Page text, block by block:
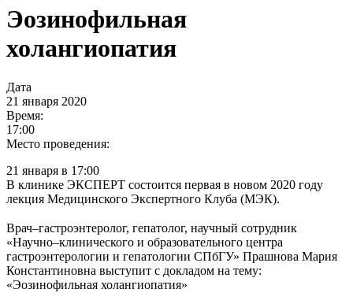
Эозинофильная
холангиопатия
Дата
21 января 2020
Время:
17:00
Место проведения:
21 января в 17:00
В клинике ЭКСПЕРТ состоится первая в новом 2020 году
лекция Медицинского Экспертного Клуба (МЭК).
Врач–гастроэнтеролог, гепатолог, научный сотрудник
«Научно–клинического и образовательного центра
гастроэнтерологии и гепатологии СПбГУ» Прашнова Мария
Константиновна выступит с докладом на тему:
«Эозинофильная холангиопатия»